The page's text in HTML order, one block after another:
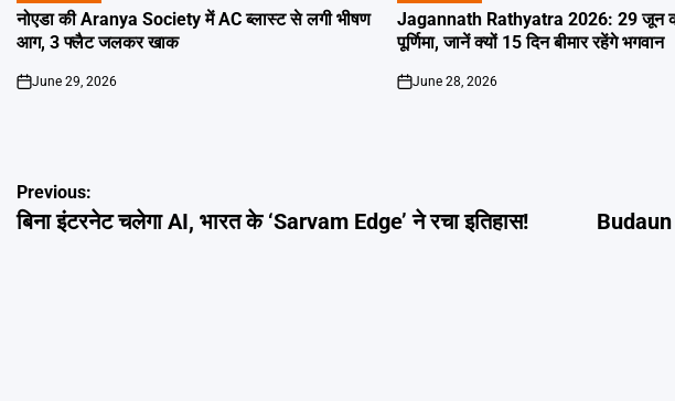
IN
नोएडा की Aranya Society में AC ब्लास्ट से लगी भीषण
आग, 3 फ्लैट जलकर खाक
on
June 29, 2026
IN
Jagannath Rathyatra 2026: 29 जून
पूर्णिमा, जानें क्यों 15 दिन बीमार रहेंगे भगवान
on
June 28, 2026
Post
navigation
Previous:
बिना इंटरनेट चलेगा AI, भारत के ‘Sarvam Edge’ ने रचा इतिहास!
Budaun